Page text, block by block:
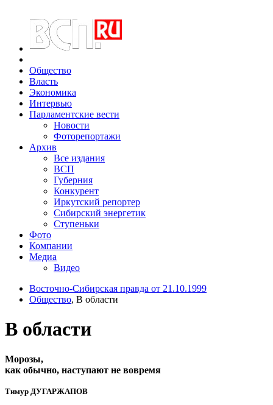
Общество
Власть
Экономика
Интервью
Парламентские вести
Новости
Фоторепортажи
Архив
Все издания
ВСП
Губерния
Конкурент
Иркутский репортер
Сибирский энергетик
Ступеньки
Фото
Компании
Медиа
Видео
Восточно-Сибирская правда от 21.10.1999
Общество, В области
В области
Морозы,
как обычно, наступают не вовремя
Тимур ДУГАРЖАПОВ